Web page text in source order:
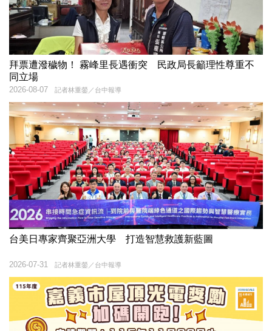
拜票遭潑穢物！ 霧峰里長遇衝突 民政局長籲理性尊重不
同立場
記者林重鎣／台中報導
2026-08-07
台美日專家齊聚亞洲大學 打造智慧救護新藍圖
記者林重鎣／台中報導
2026-07-31